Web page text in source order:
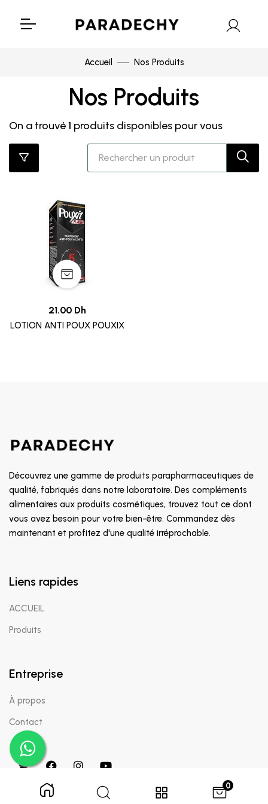
0
Accueil Nos Produits
Nos Produits
On a trouvé1 produits disponibles pour vous
21.00 Dh
LOTION ANTI POUX POUXIX
Découvrez une gamme de produits parapharmaceutiques de
qualité, fabriqués dans notre laboratoire. Des compléments
alimentaires aux produits cosmétiques, trouvez tout ce dont
vous avez besoin pour votre bien-être. Commandez dès
maintenant et profitez d'une qualité irréprochable.
Liens rapides
ACCUEIL
Produits
Entreprise
À propos
Contact